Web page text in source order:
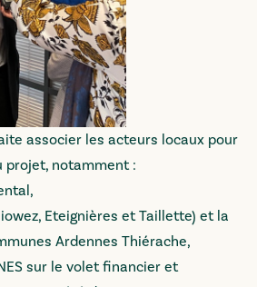
associer les acteurs locaux pour
projet, notamment :
Eteignières et Taillette) et la
Ardennes Thiérache,
sur le volet financier et